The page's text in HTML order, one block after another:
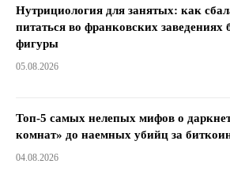
Нутрициология для занятых: как
питаться во франковских заведениях
фигуры
05.08.2026
Топ-5 самых нелепых мифов о
комнат» до наемных убийц за
04.08.2026